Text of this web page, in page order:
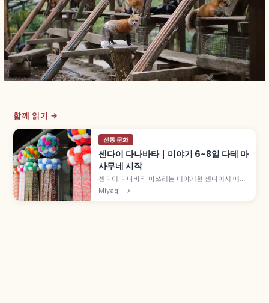
함께 읽기 →
전통 문화
센다이 다나바타｜미야기 6~8일 다테 마
사무네 시작
센다이 다나바타 마쓰리는 미야기현 센다이시 매년
8월 6~8일 일본 대표 다나바타 축제로, 다테 마사
무네가 자녀들의 기예 향상을 기원하며 시작했다고
Miyagi →